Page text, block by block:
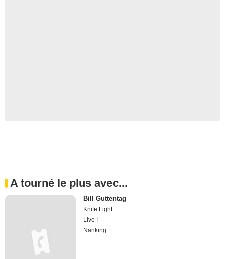
A tourné le plus avec...
Bill Guttentag
Knife Fight
Live !
Nanking